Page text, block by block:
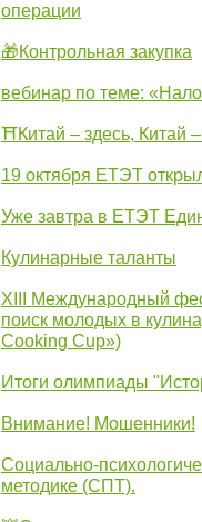
операции
🎁Контрольная закупка
вебинар по теме:
⛩Китай – здесь, Китай
19 октября ЕТЭТ
Уже завтра в ЕТЭТ
Кулинарные таланты
XIII Международный
поиск молодых в
Cooking Cup»)
Итоги олимпиады
Внимание! Мошенники!
Социально-
методике (СПТ).